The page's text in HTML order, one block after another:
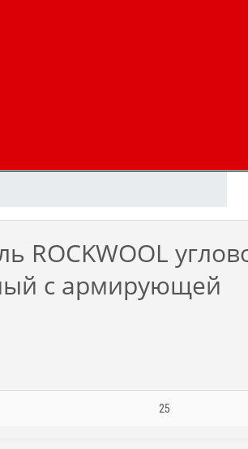
ROCKWOOL
с армирующей
25